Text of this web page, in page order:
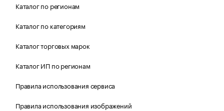
Каталог по регионам
Каталог по категориям
Каталог торговых марок
Каталог ИП по регионам
Правила использования сервиса
Правила использования изображений